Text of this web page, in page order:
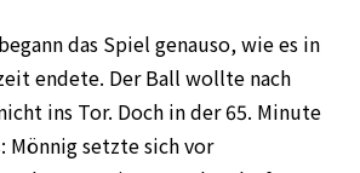
das Spiel genauso, wie es in
endete. Der Ball wollte nach
ins Tor. Doch in der 65. Minute
Mönnig setzte sich vor